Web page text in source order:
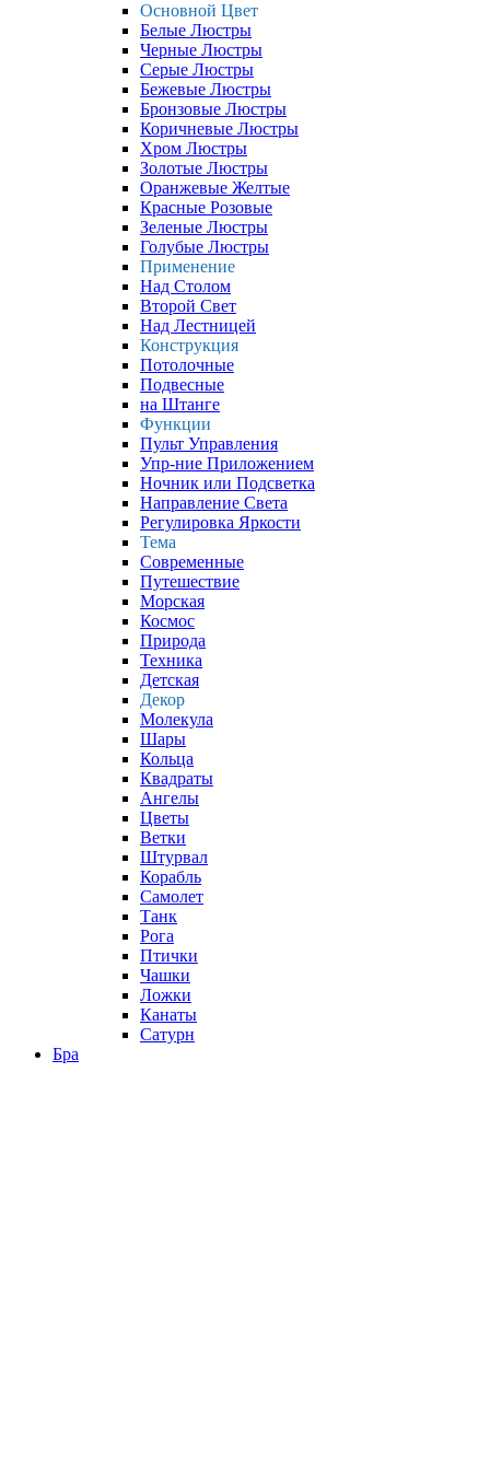
Основной Цвет
Белые Люстры
Черные Люстры
Серые Люстры
Бежевые Люстры
Бронзовые Люстры
Коричневые Люстры
Хром Люстры
Золотые Люстры
Оранжевые Желтые
Красные Розовые
Зеленые Люстры
Голубые Люстры
Применение
Над Столом
Второй Свет
Над Лестницей
Конструкция
Потолочные
Подвесные
на Штанге
Функции
Пульт Управления
Упр-ние Приложением
Ночник или Подсветка
Направление Света
Регулировка Яркости
Тема
Современные
Путешествие
Морская
Космос
Природа
Техника
Детская
Декор
Молекула
Шары
Кольца
Квадраты
Ангелы
Цветы
Ветки
Штурвал
Корабль
Самолет
Танк
Рога
Птички
Чашки
Ложки
Канаты
Сатурн
Бра